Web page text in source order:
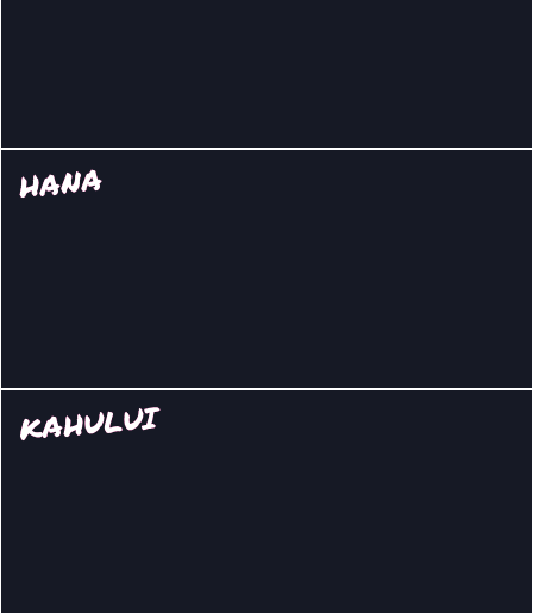
HANA
KAHULUI